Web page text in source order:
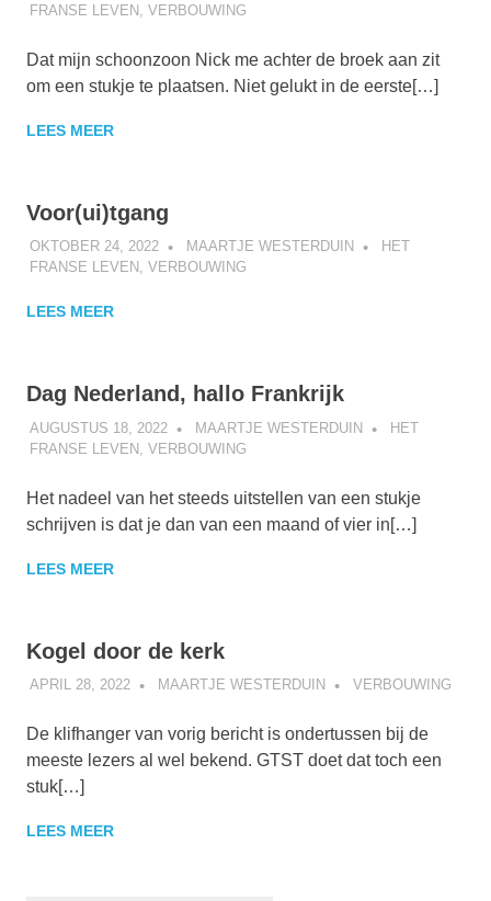
FRANSE LEVEN
VERBOUWING
Dat mijn schoonzoon Nick me achter de broek aan zit
om een stukje te plaatsen. Niet gelukt in de eerste[…]
LEES MEER
Voor(ui)tgang
OKTOBER 24, 2022 MAARTJE WESTERDUIN
HET
FRANSE LEVEN , VERBOUWING
LEES MEER
Dag Nederland, hallo Frankrijk
AUGUSTUS 18, 2022 MAARTJE WESTERDUIN
HET
FRANSE LEVEN
VERBOUWING
Het nadeel van het steeds uitstellen van een stukje
schrijven is dat je dan van een maand of vier in[…]
LEES MEER
Kogel door de kerk
APRIL 28, 2022 MAARTJE WESTERDUIN VERBOUWING
De klifhanger van vorig bericht is ondertussen bij de
meeste lezers al wel bekend. GTST doet dat toch een
stuk[…]
LEES MEER